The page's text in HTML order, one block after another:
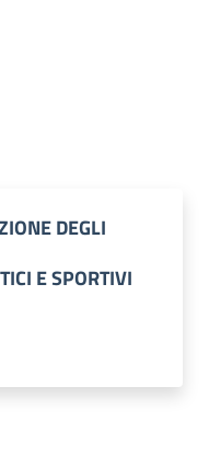
DEGLI
E SPORTIVI